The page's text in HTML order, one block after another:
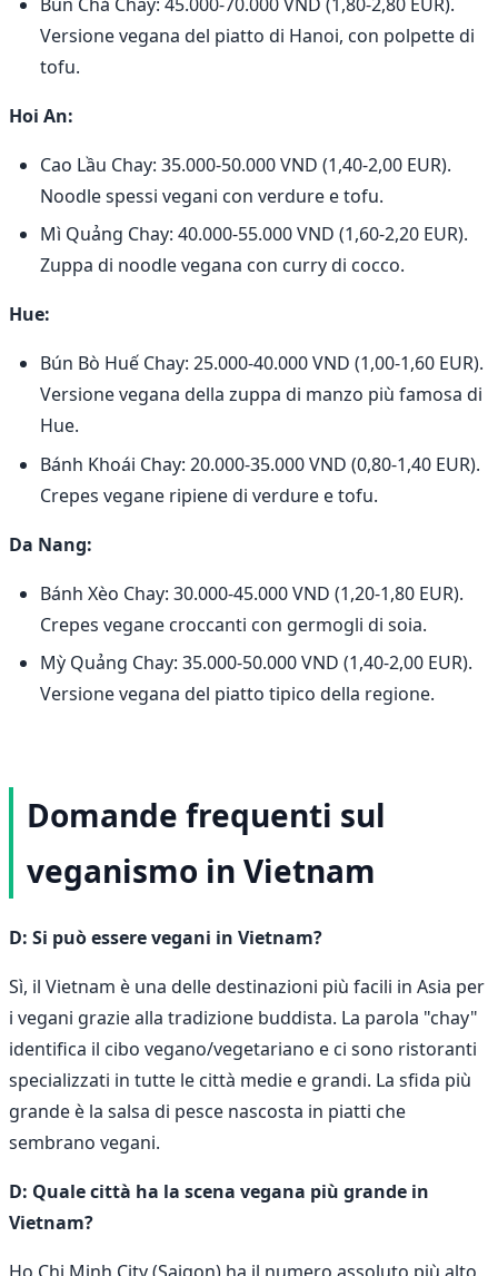
Versione vegana del piatto di Hanoi, con polpette di
tofu.
Hoi An:
Cao Lầu Chay: 35.000-50.000 VND (1,40-2,00 EUR).
Noodle spessi vegani con verdure e tofu.
Mì Quảng Chay: 40.000-55.000 VND (1,60-2,20 EUR).
Zuppa di noodle vegana con curry di cocco.
Hue:
Bún Bò Huế Chay: 25.000-40.000 VND (1,00-1,60 EUR).
Versione vegana della zuppa di manzo più famosa di
Hue.
Bánh Khoái Chay: 20.000-35.000 VND (0,80-1,40 EUR).
Crepes vegane ripiene di verdure e tofu.
Da Nang:
Bánh Xèo Chay: 30.000-45.000 VND (1,20-1,80 EUR).
Crepes vegane croccanti con germogli di soia.
Mỳ Quảng Chay: 35.000-50.000 VND (1,40-2,00 EUR).
Versione vegana del piatto tipico della regione.
Domande frequenti sul
veganismo in Vietnam
D: Si può essere vegani in Vietnam?
Sì, il Vietnam è una delle destinazioni più facili in Asia per
i vegani grazie alla tradizione buddista. La parola "chay"
identifica il cibo vegano/vegetariano e ci sono ristoranti
specializzati in tutte le città medie e grandi. La sfida più
grande è la salsa di pesce nascosta in piatti che
sembrano vegani.
D: Quale città ha la scena vegana più grande in
Vietnam?